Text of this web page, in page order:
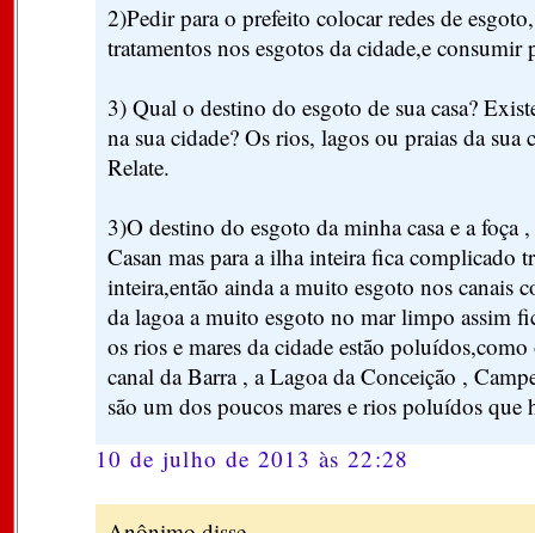
2)Pedir para o prefeito colocar redes de esgoto,
tratamentos nos esgotos da cidade,e consumir
3) Qual o destino do esgoto de sua casa?
na sua cidade? Os rios, lagos ou praias da sua
Relate.
3)O destino do esgoto da minha casa e a foça
Casan mas para a ilha inteira fica complicado
inteira,então ainda a muito esgoto nos canais
da lagoa a muito esgoto no mar limpo assim
os rios e mares da cidade estão
canal da Barra , a Lagoa da Conceição ,
são um dos poucos mares e rios poluídos que
10 de julho de 2013 às 22:28